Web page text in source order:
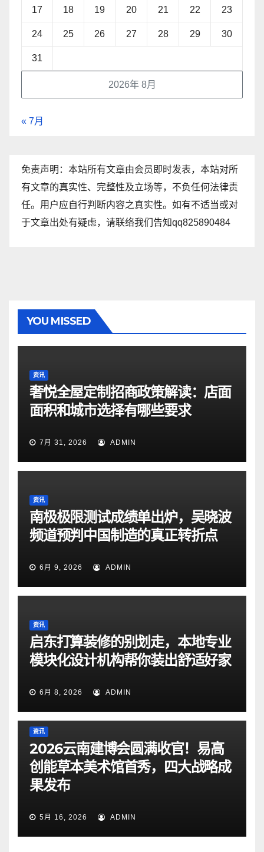
2026年 8月
17 18 19 20 21 22 23
24 25 26 27 28 29 30
31
« 7月
免责声明：本站所有文章由会员即时发表，本站对所
有文章的真实性、完整性及立场等，不负任何法律责
任。用户应自行判断内容之真实性。如有不适当或对
于文章出处有疑虑，请联络我们告知qq825890484
YOU MISSED
资讯
奢悦全屋定制招商政策解读：店面
面积和城市选择有哪些要求
7月 31, 2026 ADMIN
资讯
南极极限测试成绩单出炉，吴晓波
频道预判中国制造的真正转折点
6月 9, 2026 ADMIN
资讯
启东打算装修的别划走，本地专业
模块化设计机构帮你装出舒适好家
6月 8, 2026 ADMIN
资讯
2026云南建博会圆满收官！易高
创能草本美术馆首秀，四大战略成
果发布
5月 16, 2026 ADMIN